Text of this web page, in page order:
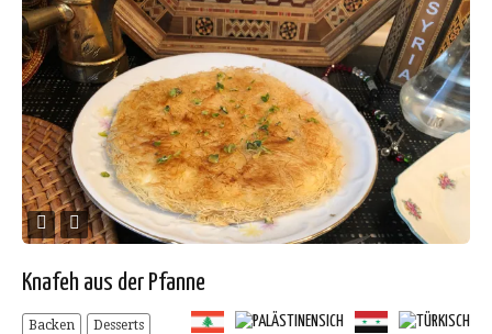
Knafeh aus der Pfanne
Backen Desserts